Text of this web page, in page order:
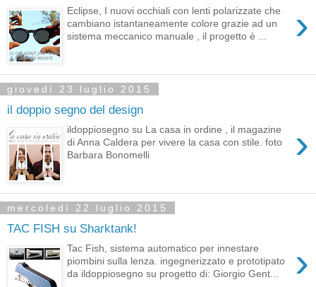
›
Eclipse, I nuovi occhiali con lenti polarizzate che
cambiano istantaneamente colore grazie ad un
sistema meccanico manuale , il progetto è ...
giovedì 23 luglio 2015
il doppio segno del design
›
ildoppiosegno su La casa in ordine , il magazine
di Anna Caldera per vivere la casa con stile. foto
Barbara Bonomelli
mercoledì 22 luglio 2015
TAC FISH su Sharktank!
›
Tac Fish, sistema automatico per innestare
piombini sulla lenza. ingegnerizzato e prototipato
da ildoppiosegno su progetto di: Giorgio Gent...